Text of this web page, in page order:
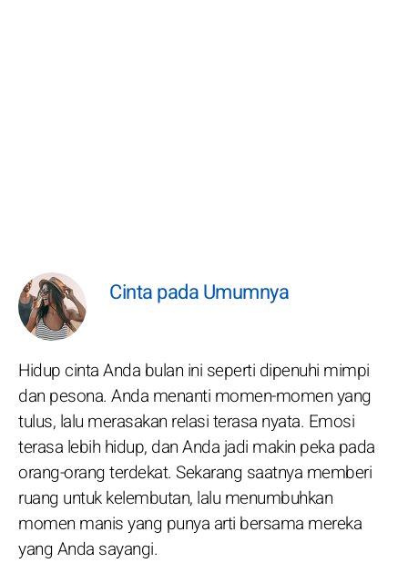
Cinta pada Umumnya
Hidup cinta Anda bulan ini seperti dipenuhi mimpi
dan pesona. Anda menanti momen-momen yang
tulus, lalu merasakan relasi terasa nyata. Emosi
terasa lebih hidup, dan Anda jadi makin peka pada
orang-orang terdekat. Sekarang saatnya memberi
ruang untuk kelembutan, lalu menumbuhkan
momen manis yang punya arti bersama mereka
yang Anda sayangi.